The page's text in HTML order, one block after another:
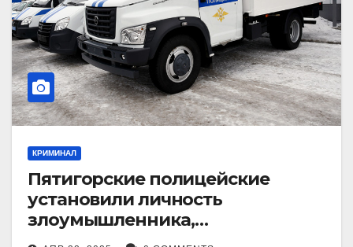
КРИМИНАЛ
Пятигорские полицейские
установили личность
злоумышленника,
причинившего телесные